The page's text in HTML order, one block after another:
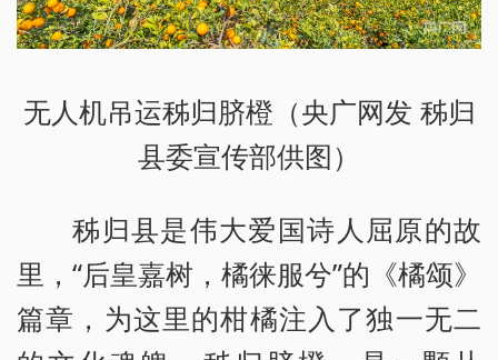
无人机吊运秭归脐橙（央广网发 秭归
县委宣传部供图）
秭归县是伟大爱国诗人屈原的故
里，“后皇嘉树，橘徕服兮”的《橘颂》
篇章，为这里的柑橘注入了独一无二